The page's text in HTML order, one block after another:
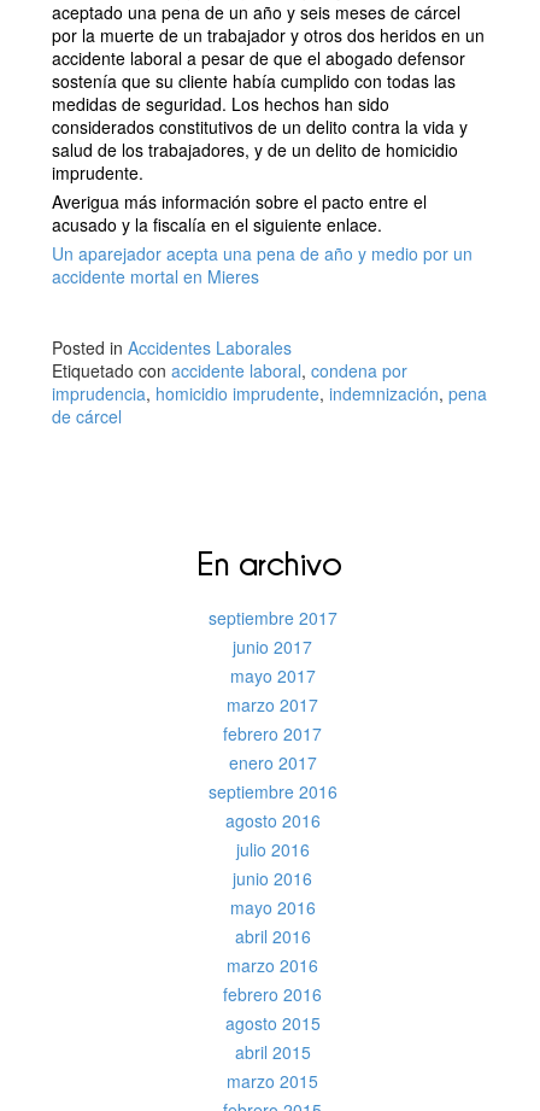
aceptado una pena de un año y seis meses de cárcel
por la muerte de un trabajador y otros dos heridos en un
accidente laboral a pesar de que el abogado defensor
sostenía que su cliente había cumplido con todas las
medidas de seguridad. Los hechos han sido
considerados constitutivos de un delito contra la vida y
salud de los trabajadores, y de un delito de homicidio
imprudente.
Averigua más información sobre el pacto entre el
acusado y la fiscalía en el siguiente enlace.
Un aparejador acepta una pena de año y medio por un
accidente mortal en Mieres
Posted inAccidentes Laborales
Etiquetado conaccidente laboral,condena por
imprudencia, homicidio imprudente,indemnización,pena
de cárcel
En archivo
septiembre 2017
junio 2017
mayo 2017
marzo 2017
febrero 2017
enero 2017
septiembre 2016
agosto 2016
julio 2016
junio 2016
mayo 2016
abril 2016
marzo 2016
febrero 2016
agosto 2015
abril 2015
marzo 2015